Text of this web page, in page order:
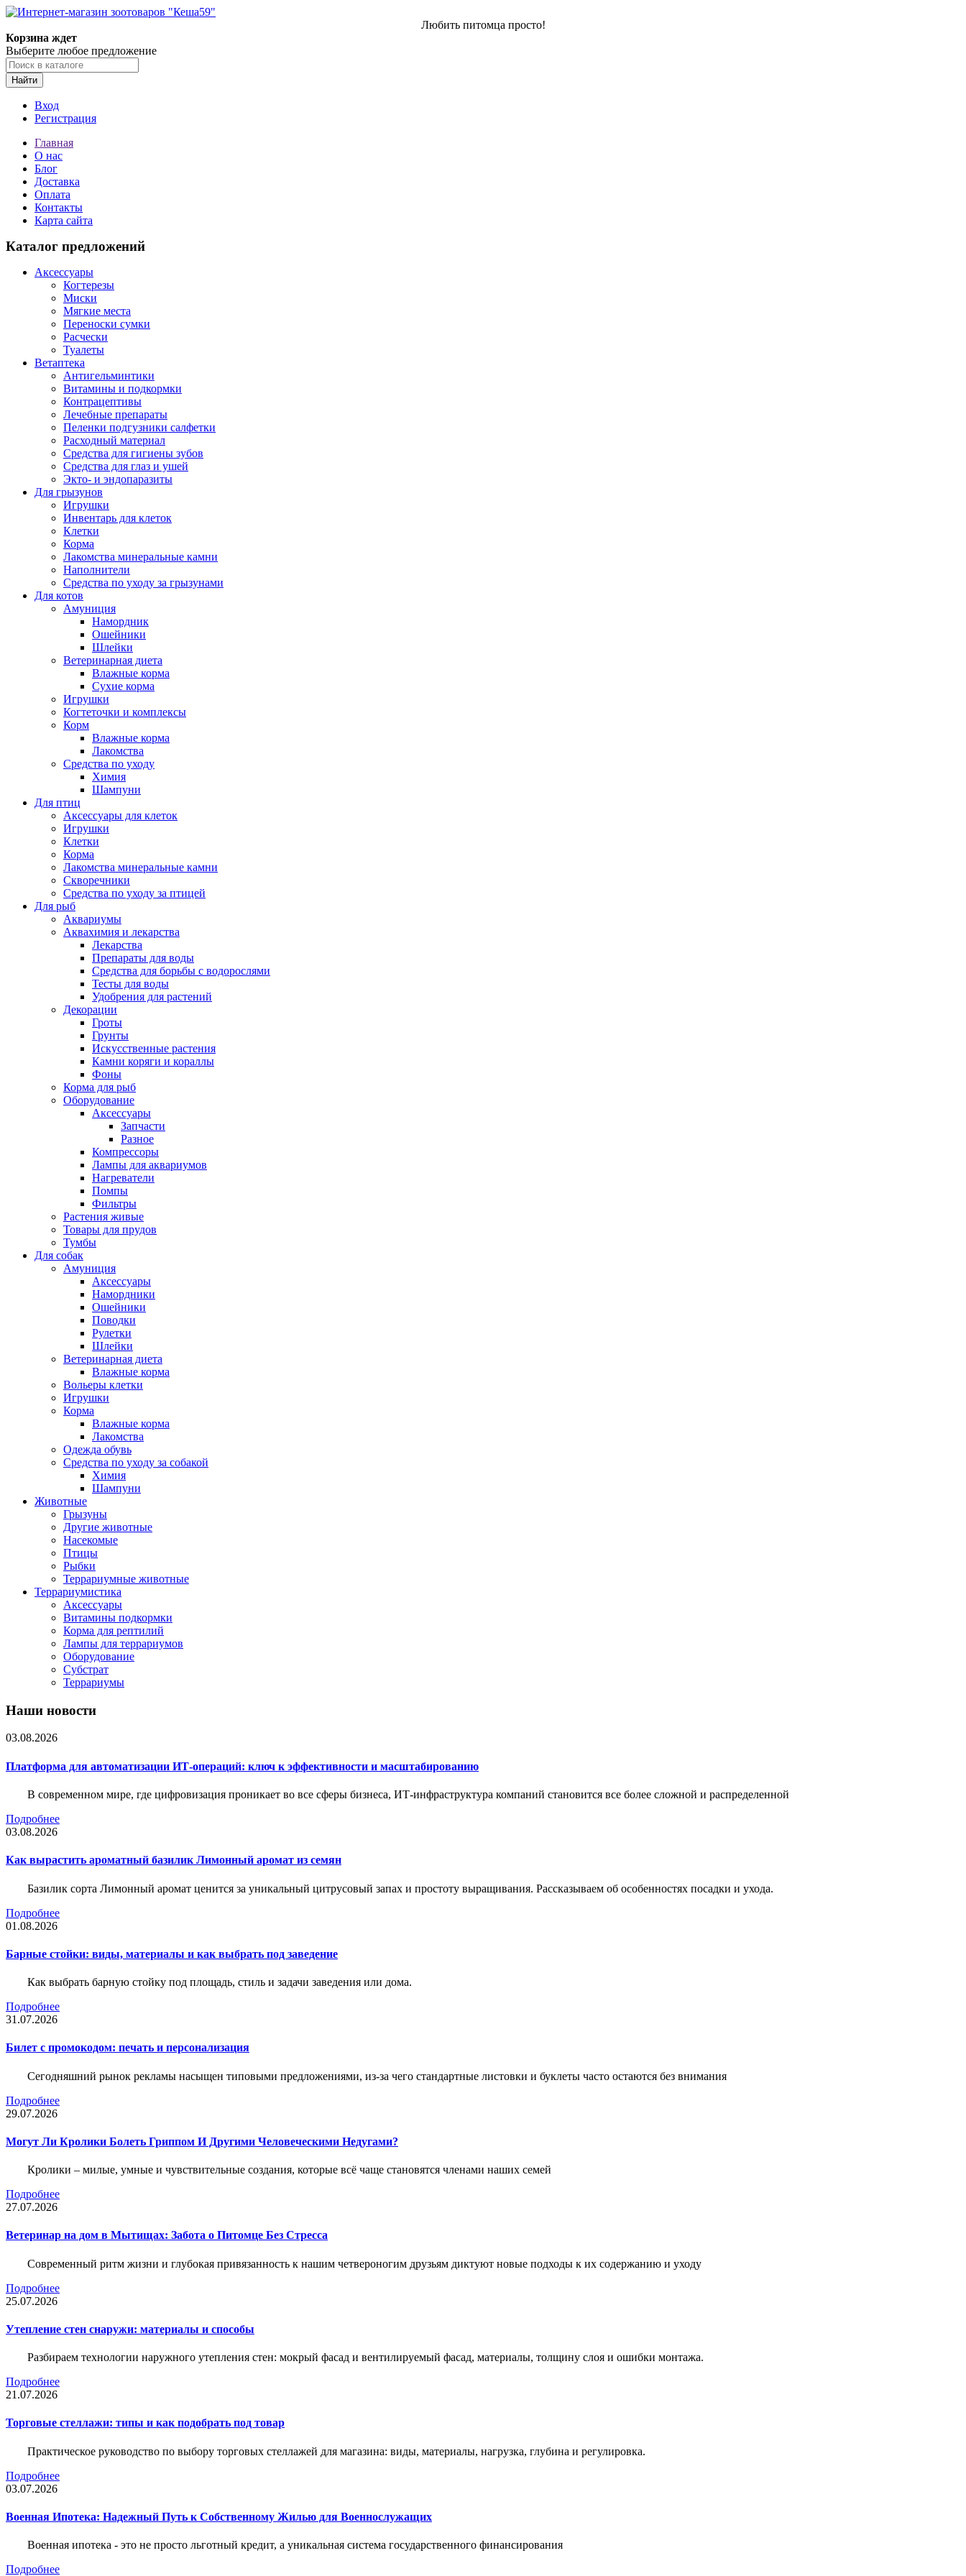
Любить питомца просто!
Корзина ждет
Выберите любое предложение
Найти
Вход
Регистрация
Главная
О нас
Блог
Доставка
Оплата
Контакты
Карта сайта
Каталог предложений
Аксессуары
Когтерезы
Миски
Мягкие места
Переноски сумки
Расчески
Туалеты
Ветаптека
Антигельминтики
Витамины и подкормки
Контрацептивы
Лечебные препараты
Пеленки подгузники салфетки
Расходный материал
Средства для гигиены зубов
Средства для глаз и ушей
Экто- и эндопаразиты
Для грызунов
Игрушки
Инвентарь для клеток
Клетки
Корма
Лакомства минеральные камни
Наполнители
Средства по уходу за грызунами
Для котов
Амуниция
Намордник
Ошейники
Шлейки
Ветеринарная диета
Влажные корма
Сухие корма
Игрушки
Когтеточки и комплексы
Корм
Влажные корма
Лакомства
Средства по уходу
Химия
Шампуни
Для птиц
Аксессуары для клеток
Игрушки
Клетки
Корма
Лакомства минеральные камни
Скворечники
Средства по уходу за птицей
Для рыб
Аквариумы
Аквахимия и лекарства
Лекарства
Препараты для воды
Средства для борьбы с водорослями
Тесты для воды
Удобрения для растений
Декорации
Гроты
Грунты
Искусственные растения
Камни коряги и кораллы
Фоны
Корма для рыб
Оборудование
Аксессуары
Запчасти
Разное
Компрессоры
Лампы для аквариумов
Нагреватели
Помпы
Фильтры
Растения живые
Товары для прудов
Тумбы
Для собак
Амуниция
Аксессуары
Намордники
Ошейники
Поводки
Рулетки
Шлейки
Ветеринарная диета
Влажные корма
Вольеры клетки
Игрушки
Корма
Влажные корма
Лакомства
Одежда обувь
Средства по уходу за собакой
Химия
Шампуни
Животные
Грызуны
Другие животные
Насекомые
Птицы
Рыбки
Террариумные животные
Террариумистика
Аксессуары
Витамины подкормки
Корма для рептилий
Лампы для террариумов
Оборудование
Субстрат
Террариумы
Наши новости
03.08.2026
Платформа для автоматизации ИТ-операций: ключ к эффективности и масштабированию
В современном мире, где цифровизация проникает во все сферы бизнеса, ИТ-инфраструктура компаний становится все более сложной и распределенной
Подробнее
03.08.2026
Как вырастить ароматный базилик Лимонный аромат из семян
Базилик сорта Лимонный аромат ценится за уникальный цитрусовый запах и простоту выращивания. Рассказываем об особенностях посадки и ухода.
Подробнее
01.08.2026
Барные стойки: виды, материалы и как выбрать под заведение
Как выбрать барную стойку под площадь, стиль и задачи заведения или дома.
Подробнее
31.07.2026
Билет c промокодом: печать и персонализация
Сегодняшний рынок рекламы насыщен типовыми предложениями, из-за чего стандартные листовки и буклеты часто остаются без внимания
Подробнее
29.07.2026
Могут Ли Кролики Болеть Гриппом И Другими Человеческими Недугами?
Кролики – милые, умные и чувствительные создания, которые всё чаще становятся членами наших семей
Подробнее
27.07.2026
Ветеринар на дом в Мытищах: Забота о Питомце Без Стресса
Современный ритм жизни и глубокая привязанность к нашим четвероногим друзьям диктуют новые подходы к их содержанию и уходу
Подробнее
25.07.2026
Утепление стен снаружи: материалы и способы
Разбираем технологии наружного утепления стен: мокрый фасад и вентилируемый фасад, материалы, толщину слоя и ошибки монтажа.
Подробнее
21.07.2026
Торговые стеллажи: типы и как подобрать под товар
Практическое руководство по выбору торговых стеллажей для магазина: виды, материалы, нагрузка, глубина и регулировка.
Подробнее
03.07.2026
Военная Ипотека: Надежный Путь к Собственному Жилью для Военнослужащих
Военная ипотека - это не просто льготный кредит, а уникальная система государственного финансирования
Подробнее